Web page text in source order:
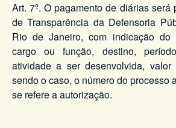
Art. 7º. O pagamento de diárias será
de Transparência da Defensoria
Rio de Janeiro, com indicação do
cargo ou função, destino,
atividade a ser desenvolvida,
sendo o caso, o número do processo
se refere a autorização.